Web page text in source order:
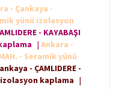
- Çankaya -
yünü izolasyon
- KAYABAŞI
| Ankara -
- Seramik yünü
- ÇAMLIDERE -
izolasyon kaplama |